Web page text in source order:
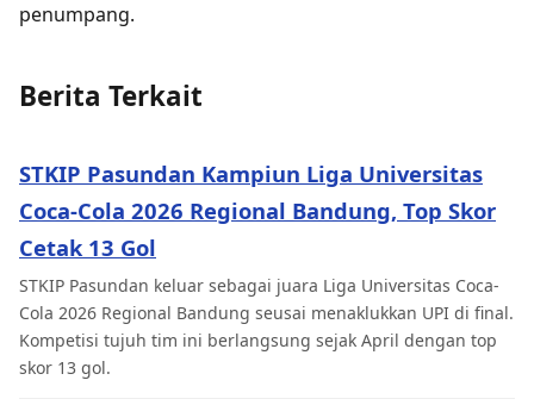
penumpang.
Berita Terkait
STKIP Pasundan Kampiun Liga Universitas
Coca-Cola 2026 Regional Bandung, Top Skor
Cetak 13 Gol
STKIP Pasundan keluar sebagai juara Liga Universitas Coca-
Cola 2026 Regional Bandung seusai menaklukkan UPI di final.
Kompetisi tujuh tim ini berlangsung sejak April dengan top
skor 13 gol.